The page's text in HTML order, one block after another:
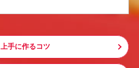
上手に作るコツ